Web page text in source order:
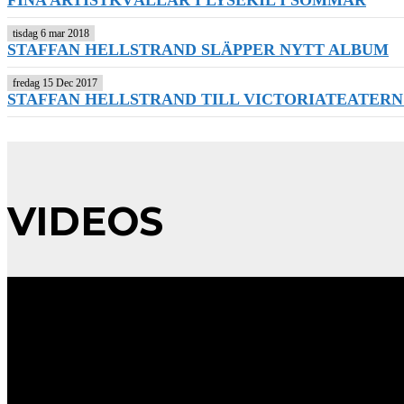
tisdag 6 mar 2018
STAFFAN HELLSTRAND SLÄPPER NYTT ALBUM
fredag 15 Dec 2017
STAFFAN HELLSTRAND TILL
VIDEOS